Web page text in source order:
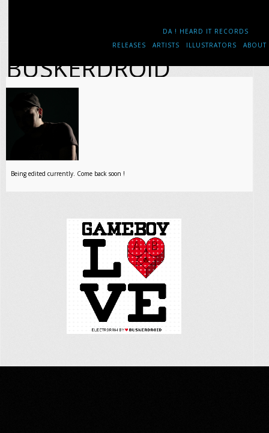
DA ! HEARD IT RECORDS
RELEASES
ARTISTS ILLUSTRATORS ABOUT
BUSKERDROID
Being edited currently. Come back soon !